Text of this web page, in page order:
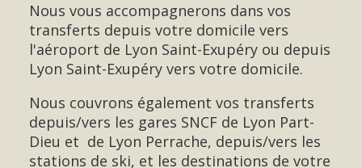
Nous vous accompagnerons dans vos
transferts depuis votre domicile vers
l'aéroport de Lyon Saint-Exupéry ou depuis
Lyon Saint-Exupéry vers votre domicile.
Nous couvrons également vos transferts
depuis/vers les gares SNCF de Lyon Part-
Dieu et de Lyon Perrache, depuis/vers les
stations de ski, et les destinations de votre